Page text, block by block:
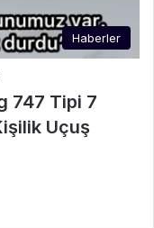
Haberler
747 Tipi 7
Uçuş